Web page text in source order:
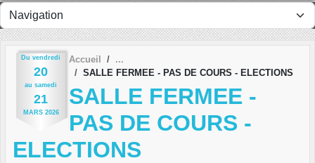
Du vendredi
20
au samedi
21
MARS 2026
Accueil
SALLE FERMEE - PAS DE COURS - ELECTIONS
SALLE FERMEE -
PAS DE COURS -
ELECTIONS